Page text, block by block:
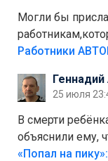
Могли бы
на предприятии.
Работники
25 июля
В смерти
объяснили ему,
Лезть через